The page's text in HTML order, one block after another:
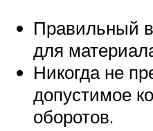
Правильный
для
Никогда не
допустимое
оборотов.